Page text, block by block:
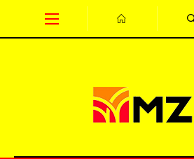
Przejdź do menu.
Przejdź do wyszukiwarki.
Przejdź do treści.
Przejdź do ustawień wielkości
Wyłącz wersję kontrastową